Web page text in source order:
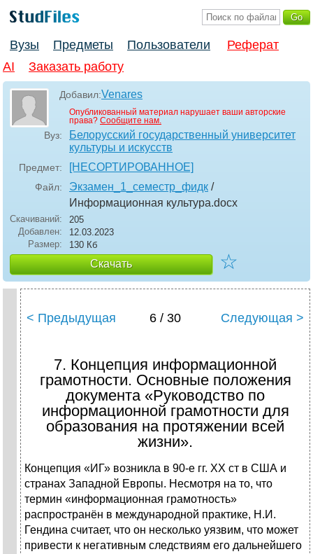
Вузы Предметы Пользователи
Реферат
AI
Заказать работу
Добавил:Venares
Опубликованный материал нарушает ваши авторские
права? Сообщите нам.
Вуз:
Белорусский государственный университет
культуры и искусств
Предмет: [НЕСОРТИРОВАННОЕ]
Файл: Экзамен_1_семестр_фидк /
Информационная культура.docx
Скачиваний:
205
Добавлен:
12.03.2023
Размер:
130 Кб
Скачать ☆
< Предыдущая 6 / 30 Следующая >
7. Концепция информационной
грамотности. Основные положения
документа «Руководство по
информационной грамотности для
образования на протяжении всей
жизни».
Концепция «ИГ» возникла в 90-е гг. ХХ ст в США и
странах Западной Европы. Несмотря на то, что
термин «информационная грамотность»
распространён в международной практике, Н.И.
Гендина считает, что он несколько уязвим, что может
привести к негативным следствиям его дальнейшего